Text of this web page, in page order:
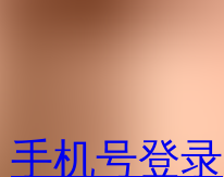
手机号登录